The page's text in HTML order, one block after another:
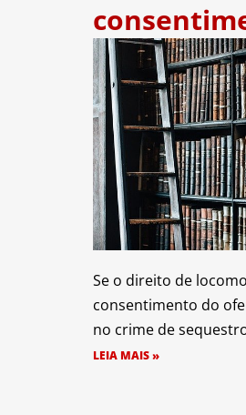
Se o direito de
consentimento do
no crime de
LEIA MAIS »